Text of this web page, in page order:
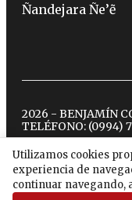
Utilizamos cookies
experiencia de
continuar navegando,
Ñandejara Ñe’ẽ
2026 - BENJAMÍN
TELÉFONO: (0994)
twitter